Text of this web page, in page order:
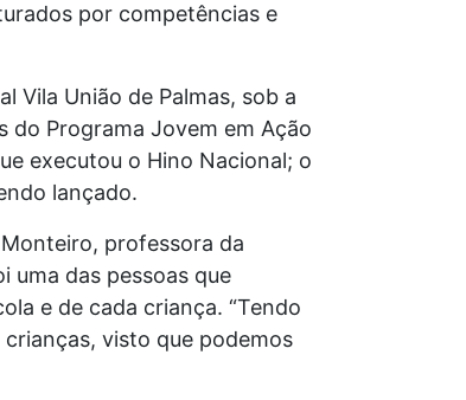
por competências e
Vila União de Palmas, sob a
do Programa Jovem em Ação
executou o Hino Nacional; o
lançado.
professora da
uma das pessoas que
e de cada criança. “Tendo
visto que podemos